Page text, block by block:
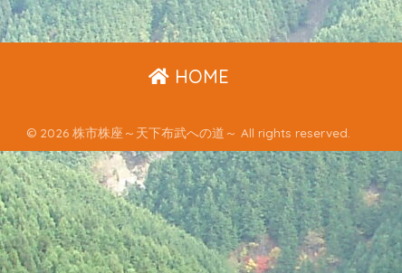
HOME
© 2026 株市株座～天下布武への道～ All rights reserved.